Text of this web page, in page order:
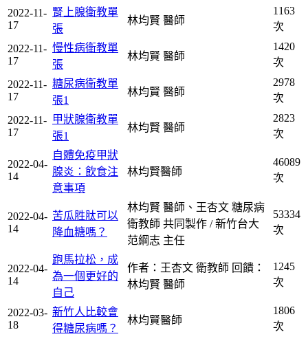
2022-11-
17
腎上腺衛教單
張
林均賢 醫師
1163
次
2022-11-
17
慢性病衛教單
張
林均賢 醫師
1420
次
2022-11-
17
糖尿病衛教單
張1
林均賢 醫師
2978
次
2022-11-
17
甲狀腺衛教單
張1
林均賢 醫師
2823
次
2022-04-
14
自體免疫甲狀
腺炎：飲食注
意事項
林均賢醫師
46089
次
2022-04-
14
苦瓜胜肽可以
降血糖嗎？
林均賢 醫師、王杏文 糖尿病
衛教師 共同製作 / 新竹台大
范綱志 主任
53334
次
2022-04-
14
跑馬拉松，成
為一個更好的
自己
作者：王杏文 衛教師 回饋：
林均賢 醫師
1245
次
2022-03-
18
新竹人比較會
得糖尿病嗎？
林均賢醫師
1806
次